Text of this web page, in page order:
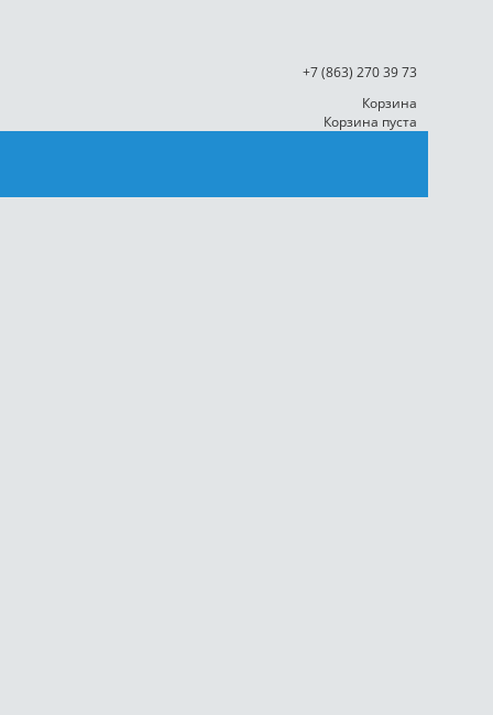
+7 (863) 270 39 73
Корзина
Корзина пуста